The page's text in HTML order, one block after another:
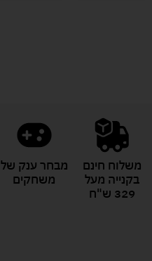
משלוח חינם
בקנייה מעל
329 ש"ח
מבחר ענק של
משחקים